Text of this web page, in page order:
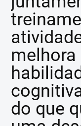
melhora
do que